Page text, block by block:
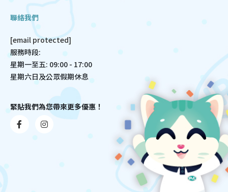
聯絡我們
[email protected]
服務時段:
星期一至五: 09:00 - 17:00
星期六日及公眾假期休息
緊貼我們為您帶來更多優惠！